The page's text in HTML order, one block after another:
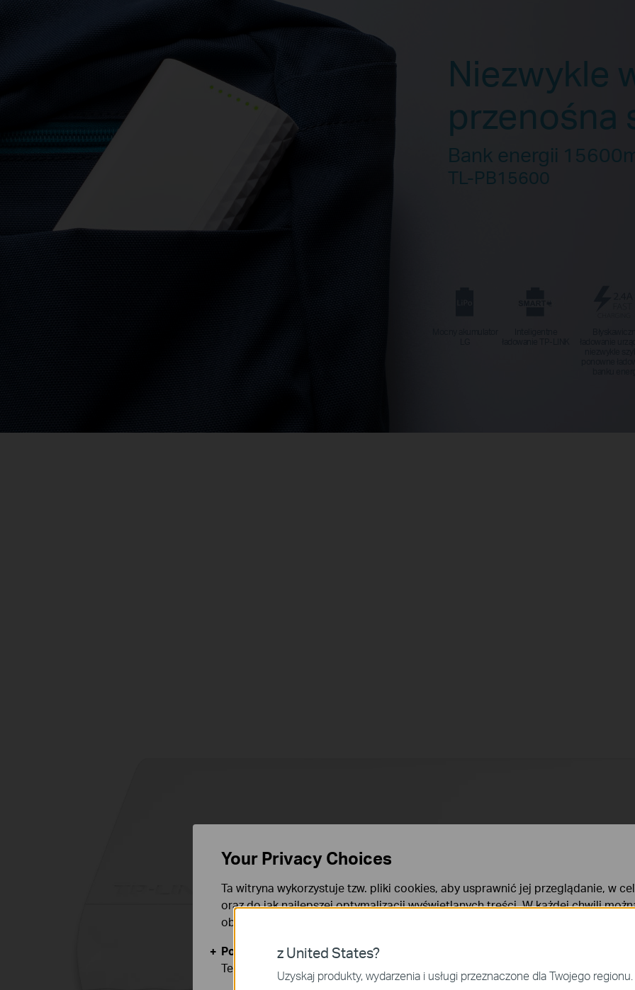
Niezwykle
przenośna
Bank energii
TL-PB15600
z United States?
Uzyskaj produkty, wydarzenia i usługi przeznaczone dla Twojego regionu.
Your Privacy Choices
Ta witryna wykorzystuje tzw. pliki cookies, aby usprawnić jej przeglądanie, w
oraz do jak najlepszej optymalizacji wyświetlanych treści. W każdej chwili
obsługę plików cookies. Więcej informacji na ten temat dostępnych jest w
Podstawowe Cookies
Te pliki cookies niezbędne są do poprawnego działania witryny i nie moga